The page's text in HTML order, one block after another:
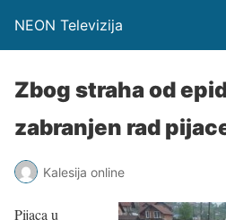
NEON Televizija
Zbog straha od
zabranjen rad
Kalesija online
Pijaca u